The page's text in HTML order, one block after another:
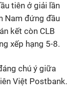
tiên ở giải lần
Nam đứng đầu
kết còn CLB
xếp hạng 5-8.
chú ý giữa
Việt Postbank.